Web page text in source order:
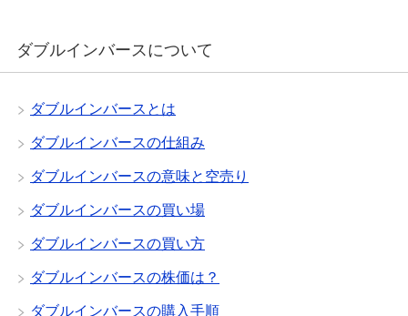
ダブルインバースについて
ダブルインバースとは
ダブルインバースの仕組み
ダブルインバースの意味と空売り
ダブルインバースの買い場
ダブルインバースの買い方
ダブルインバースの株価は？
ダブルインバースの購入手順